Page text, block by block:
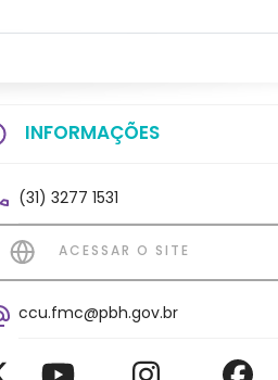
INFORMAÇÕES
(31) 3277 1531
ACESSAR O SITE
ccu.fmc@pbh.gov.br